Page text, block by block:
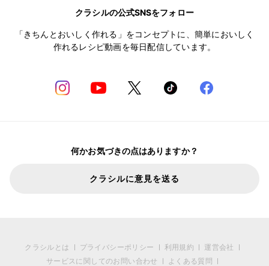
クラシルの公式SNSをフォロー
「きちんとおいしく作れる」をコンセプトに、簡単においしく
作れるレシピ動画を毎日配信しています。
何かお気づきの点はありますか？
クラシルに意見を送る
クラシルとは プライバシーポリシー 利用規約
運営会社
サービスに関してのお問い合わせ
よくある質問